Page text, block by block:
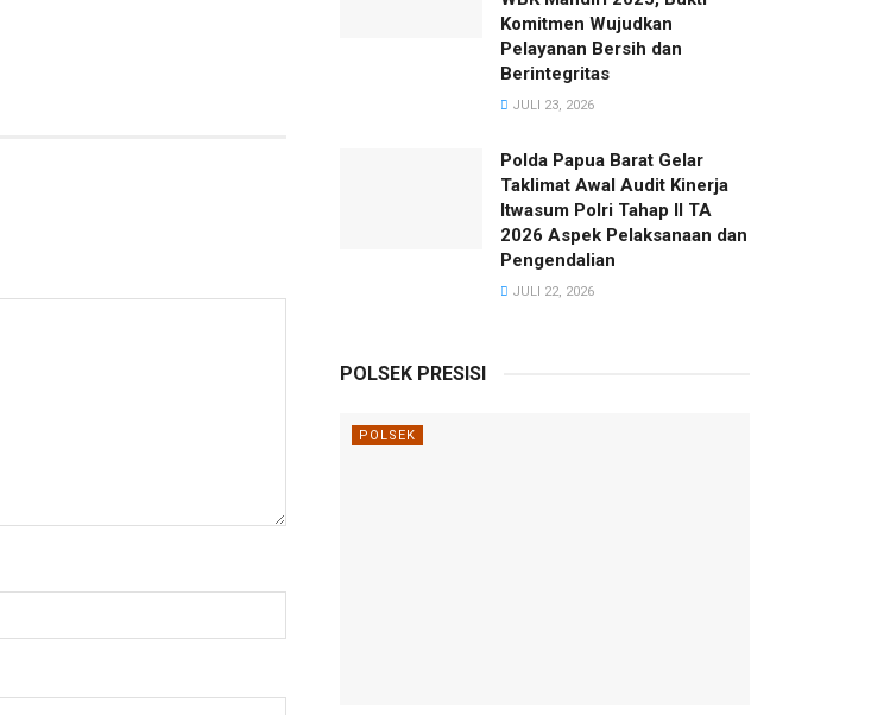
Komitmen Wujudkan
Pelayanan Bersih dan
Berintegritas
JULI 23, 2026
Polda Papua Barat Gelar
Taklimat Awal Audit Kinerja
Itwasum Polri Tahap II TA
2026 Aspek Pelaksanaan dan
Pengendalian
JULI 22, 2026
POLSEK PRESISI
POLSEK